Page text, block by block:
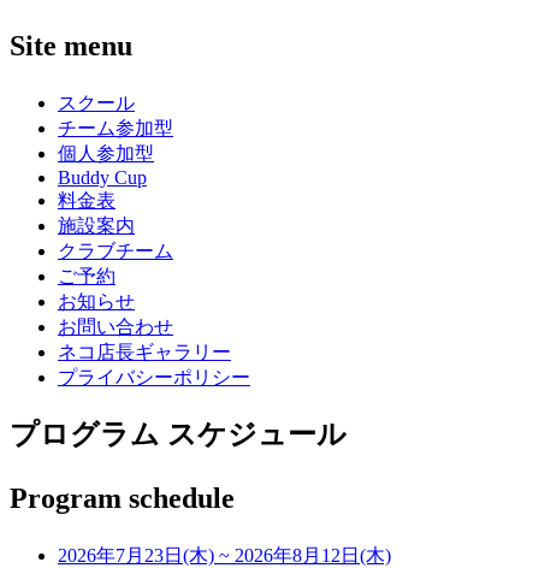
Site menu
スクール
チーム参加型
個人参加型
Buddy Cup
料金表
施設案内
クラブチーム
ご予約
お知らせ
お問い合わせ
ネコ店長ギャラリー
プライバシーポリシー
プログラム スケジュール
Program schedule
2026年7月23日(木) ~ 2026年8月12日(木)